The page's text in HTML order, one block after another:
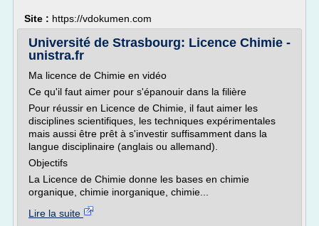
Site : https://vdokumen.com
Université de Strasbourg: Licence Chimie -
unistra.fr
Ma licence de Chimie en vidéo
Ce qu'il faut aimer pour s'épanouir dans la filière
Pour réussir en Licence de Chimie, il faut aimer les
disciplines scientifiques, les techniques expérimentales
mais aussi être prêt à s'investir suffisamment dans la
langue disciplinaire (anglais ou allemand).
Objectifs
La Licence de Chimie donne les bases en chimie
organique, chimie inorganique, chimie...
Lire la suite